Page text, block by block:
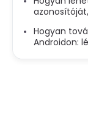
Hogyan
Androidon: